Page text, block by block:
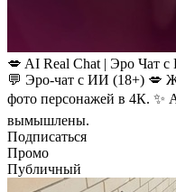
💋 AI Real Chat | Эро Чат
💬 Эро-чат с ИИ (18+) 💋
фото персонажей в 4К.
вымышлены.
Подписаться
Промо
Публичный